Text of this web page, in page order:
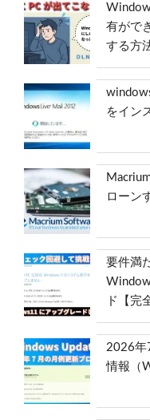
有がで
する方
をイン
ローン
要件満
ド【完
2026年
情報（